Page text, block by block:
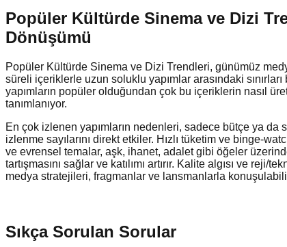
Popüler Kültürde Sinema ve Dizi
Dönüşümü
Popüler Kültürde Sinema ve Dizi Trendleri, günümüz
süreli içeriklerle uzun soluklu yapımlar arasındaki
yapımların popüler olduğundan çok bu içeriklerin nasıl
tanımlanıyor.
En çok izlenen yapımların nedenleri, sadece bütçe ya da
izlenme sayılarını direkt etkiler. Hızlı tüketim ve binge-
ve evrensel temalar, aşk, ihanet, adalet gibi öğeler
tartışmasını sağlar ve katılımı artırır. Kalite algısı ve
medya stratejileri, fragmanlar ve lansmanlarla
Sıkça Sorulan Sorular